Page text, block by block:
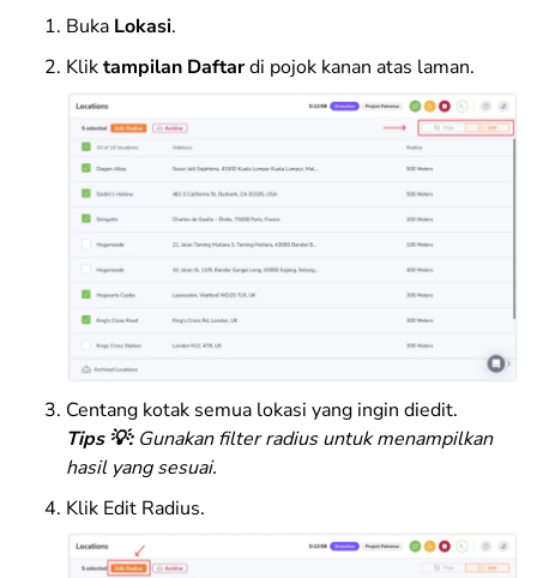
Buka Lokasi.
Kliktampilan Daftardi pojok kanan atas laman.
Centang kotak semua lokasi yang ingin diedit.
Tips 💡: Gunakan filter radius untuk menampilkan
hasil yang sesuai.
Klik Edit Radius.